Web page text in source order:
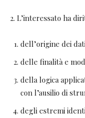
2. L’interessato ha
dell’origine dei
delle finalità e
della logica
con l’ausilio di
degli estremi